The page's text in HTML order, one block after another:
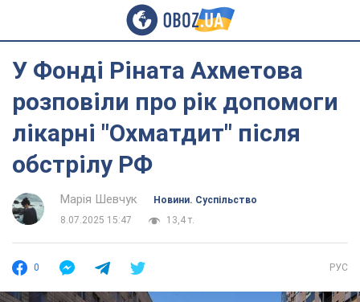
У Фонді Ріната Ахметова
розповіли про рік допомоги
лікарні "Охматдит" після
обстрілу РФ
Марія Шевчук
Новини. Суспільство
8.07.2025 15:47
13,4 т.
0 РУС